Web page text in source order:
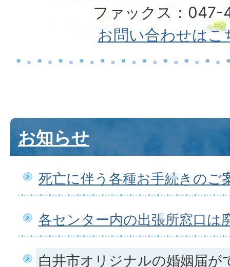
ファックス：047-
お問い合わせはこ
お知らせ
死亡に伴う各種お手続きのご
各センター内の出張所窓口は
白井市オリジナルの婚姻届が